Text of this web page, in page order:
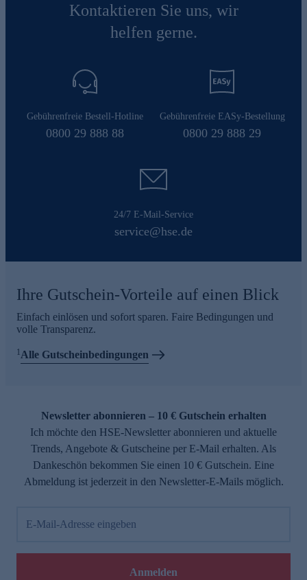
Kontaktieren Sie uns, wir
helfen gerne.
Gebührenfreie Bestell-Hotline
0800 29 888 88
Gebührenfreie EASy-Bestellung
0800 29 888 29
24/7 E-Mail-Service
service@hse.de
Ihre Gutschein-Vorteile auf einen Blick
Einfach einlösen und sofort sparen. Faire Bedingungen und
volle Transparenz.
1Alle Gutscheinbedingungen
Newsletter abonnieren – 10 € Gutschein erhalten
Ich möchte den HSE-Newsletter abonnieren und aktuelle
Trends, Angebote & Gutscheine per E-Mail erhalten. Als
Dankeschön bekommen Sie einen 10 € Gutschein. Eine
Abmeldung ist jederzeit in den Newsletter-E-Mails möglich.
E-Mail-Adresse eingeben
Anmelden